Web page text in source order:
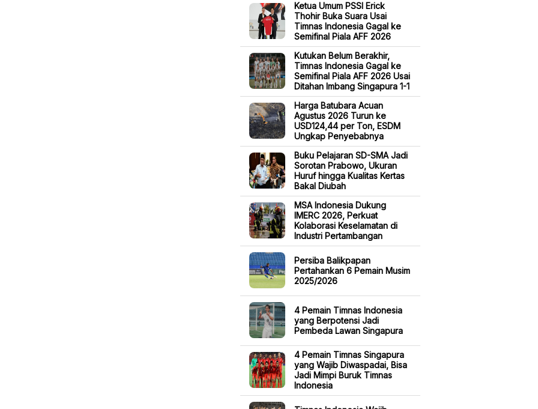
Ketua Umum PSSI Erick
Thohir Buka Suara Usai
Timnas Indonesia Gagal ke
Semifinal Piala AFF 2026
Kutukan Belum Berakhir,
Timnas Indonesia Gagal ke
Semifinal Piala AFF 2026 Usai
Ditahan Imbang Singapura 1-1
Harga Batubara Acuan
Agustus 2026 Turun ke
USD124,44 per Ton, ESDM
Ungkap Penyebabnya
Buku Pelajaran SD-SMA Jadi
Sorotan Prabowo, Ukuran
Huruf hingga Kualitas Kertas
Bakal Diubah
MSA Indonesia Dukung
IMERC 2026, Perkuat
Kolaborasi Keselamatan di
Industri Pertambangan
Persiba Balikpapan
Pertahankan 6 Pemain Musim
2025/2026
4 Pemain Timnas Indonesia
yang Berpotensi Jadi
Pembeda Lawan Singapura
4 Pemain Timnas Singapura
yang Wajib Diwaspadai, Bisa
Jadi Mimpi Buruk Timnas
Indonesia